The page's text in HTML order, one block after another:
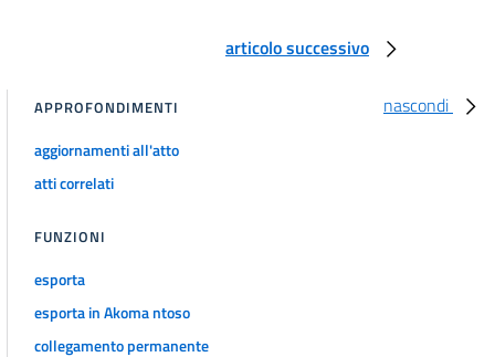
articolo successivo
nascondi
APPROFONDIMENTI
aggiornamenti all'atto
atti correlati
FUNZIONI
esporta
esporta in Akoma ntoso
collegamento permanente